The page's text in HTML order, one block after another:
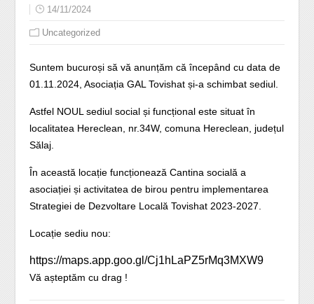
14/11/2024
Uncategorized
Suntem bucuroși să vă anunțăm că începând cu data de
01.11.2024, Asociația GAL Tovishat și-a schimbat sediul.
Astfel NOUL sediul social și funcțional este situat în
localitatea Hereclean, nr.34W, comuna Hereclean, județul
Sălaj.
În această locație funcționează Cantina socială a
asociației și activitatea de birou pentru implementarea
Strategiei de Dezvoltare Locală Tovishat 2023-2027.
Locație sediu nou:
https://maps.app.goo.gl/Cj1hLaPZ5rMq3MXW9
Vă așteptăm cu drag !